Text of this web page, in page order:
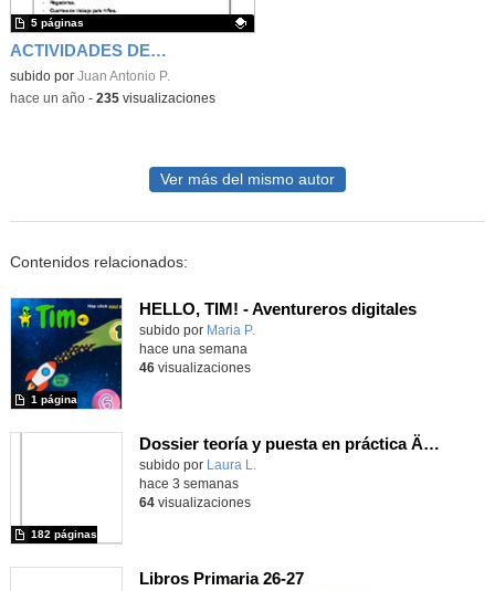
ACTIVIDADES DE HUERTO
Contenido educativo.
subido por Juan Antonio P.
5 páginas
-hace un año- 235visualizaciones
Ver más del mismo autor
Contenidos relacionados:
HELLO, TIM! - Aventureros digitales
Contenido educativo.
subido por Maria P.
1 página
hace una semana
46visualizaciones
Dossier teoría y puesta en práctica Äprendizaje Basado en Juegos en Educación Infantil y Primaria
Contenido educativo.
subido por Laura L.
182 páginas
hace 3 semanas
64visualizaciones
Libros Primaria 26-27